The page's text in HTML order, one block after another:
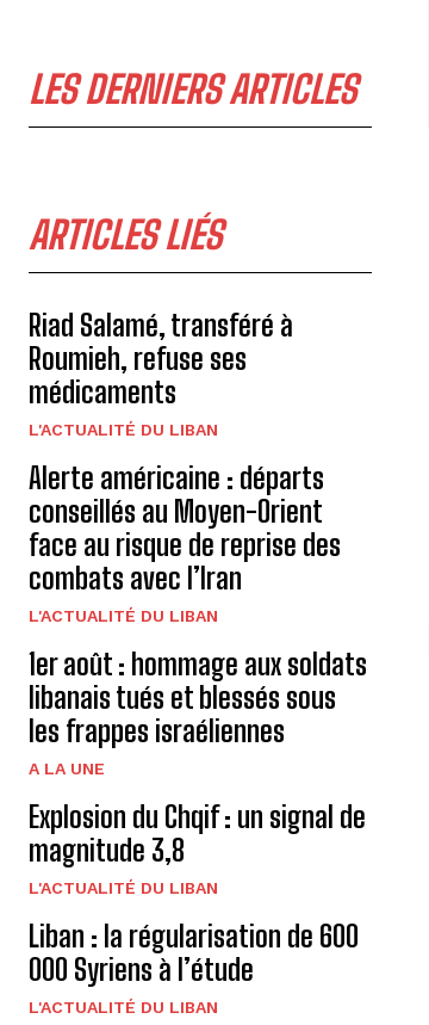
LES DERNIERS ARTICLES
ARTICLES LIÉS
Riad Salamé, transféré à
Roumieh, refuse ses
médicaments
L'ACTUALITÉ DU LIBAN
Alerte américaine : départs
conseillés au Moyen-Orient
face au risque de reprise des
combats avec l’Iran
L'ACTUALITÉ DU LIBAN
1er août : hommage aux soldats
libanais tués et blessés sous
les frappes israéliennes
A LA UNE
Explosion du Chqif : un signal de
magnitude 3,8
L'ACTUALITÉ DU LIBAN
Liban : la régularisation de 600
000 Syriens à l’étude
L'ACTUALITÉ DU LIBAN